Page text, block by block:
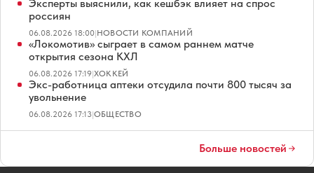
Эксперты выяснили, как кешбэк влияет на спрос
россиян
06.08.2026 18:00|НОВОСТИ КОМПАНИЙ
«Локомотив» сыграет в самом раннем матче
открытия сезона КХЛ
06.08.2026 17:19|ХОККЕЙ
Экс-работница аптеки отсудила почти 800 тысяч за
увольнение
06.08.2026 17:13|ОБЩЕСТВО
Больше новостей